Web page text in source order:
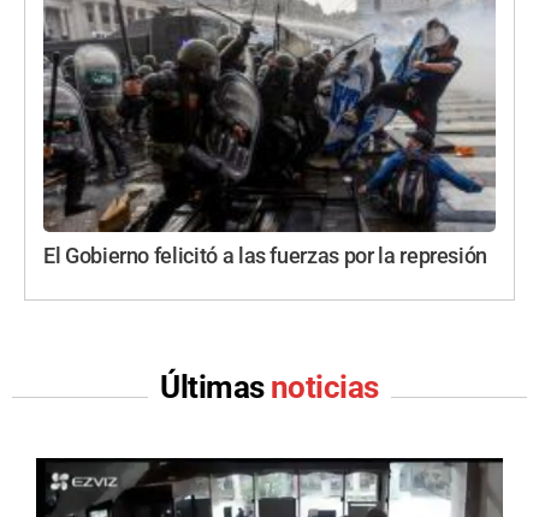
El Gobierno felicitó a las fuerzas por la represión
Últimas noticias